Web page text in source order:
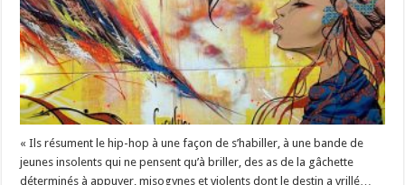
« Ils résument le hip-hop à une façon de s’habiller, à une bande de
jeunes insolents qui ne pensent qu’à briller, des as de la gâchette
déterminés à appuyer, misogynes et violents dont le destin a vrillé…